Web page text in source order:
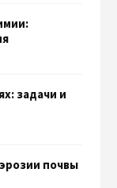
задачи и
почвы